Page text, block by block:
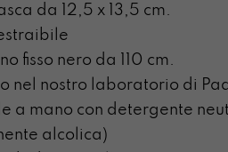
da 12,5 x 13,5 cm.
fisso nero da 110 cm.
nel nostro laboratorio di
a mano con detergente
alcolica)